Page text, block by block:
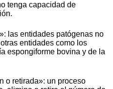
tenga capacidad de
las entidades patógenas no
entidades como los
espongiforme bovina y de la
o retirada»: un proceso